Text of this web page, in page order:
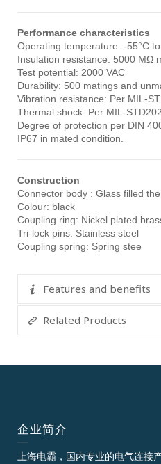
Performance characteristics
Operating temperature: -55°C
Insulation resistance: 5000 MΩ
Test potential: 2000 VAC
Durability: 500 matings and
Vibration resistance: Per MIL-
Thermal shock: Per MIL-
Degree of protection per DIN
IP67 in mated condition.
Construction
Connector body : Glass filled
Colour: black
Coupling ring: Nickel plated
Tri-lock pins: Stainless steel
Coupling spring: Spring stee
Features and benefits
Related Products
企业简介
上海电霸，国内专业的电气连接